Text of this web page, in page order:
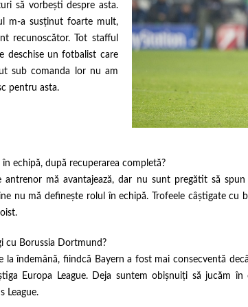
să vorbești despre asta.
m-a susținut foarte mult,
recunoscător. Tot stafful
deschise un fotbalist care
sub comanda lor nu am
pentru asta.
în echipă, după recuperarea completă?
mă avantajează, dar nu sunt pregătit să
nu mă definește rolul în echipă. Trofeele câștigate cu
cu Borussia Dortmund?
la îndemână, fiindcă Bayern a fost mai consecventă
Europa League. Deja suntem obișnuiți să jucăm
League.